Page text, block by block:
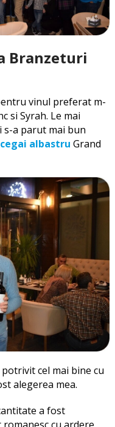
Branzeturi
vinul preferat m-
si Syrah. Le mai
s-a parut mai bun
albastru Grand
cel mai bine cu
alegerea mea.
a fost